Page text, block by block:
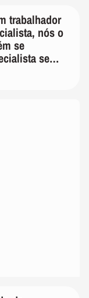
trabalhador
nós o
se
se